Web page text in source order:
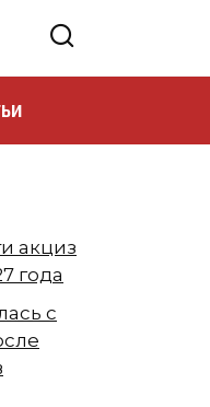
акциз
года
с